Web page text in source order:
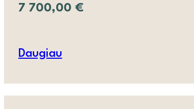
7 700,00 €
Daugiau